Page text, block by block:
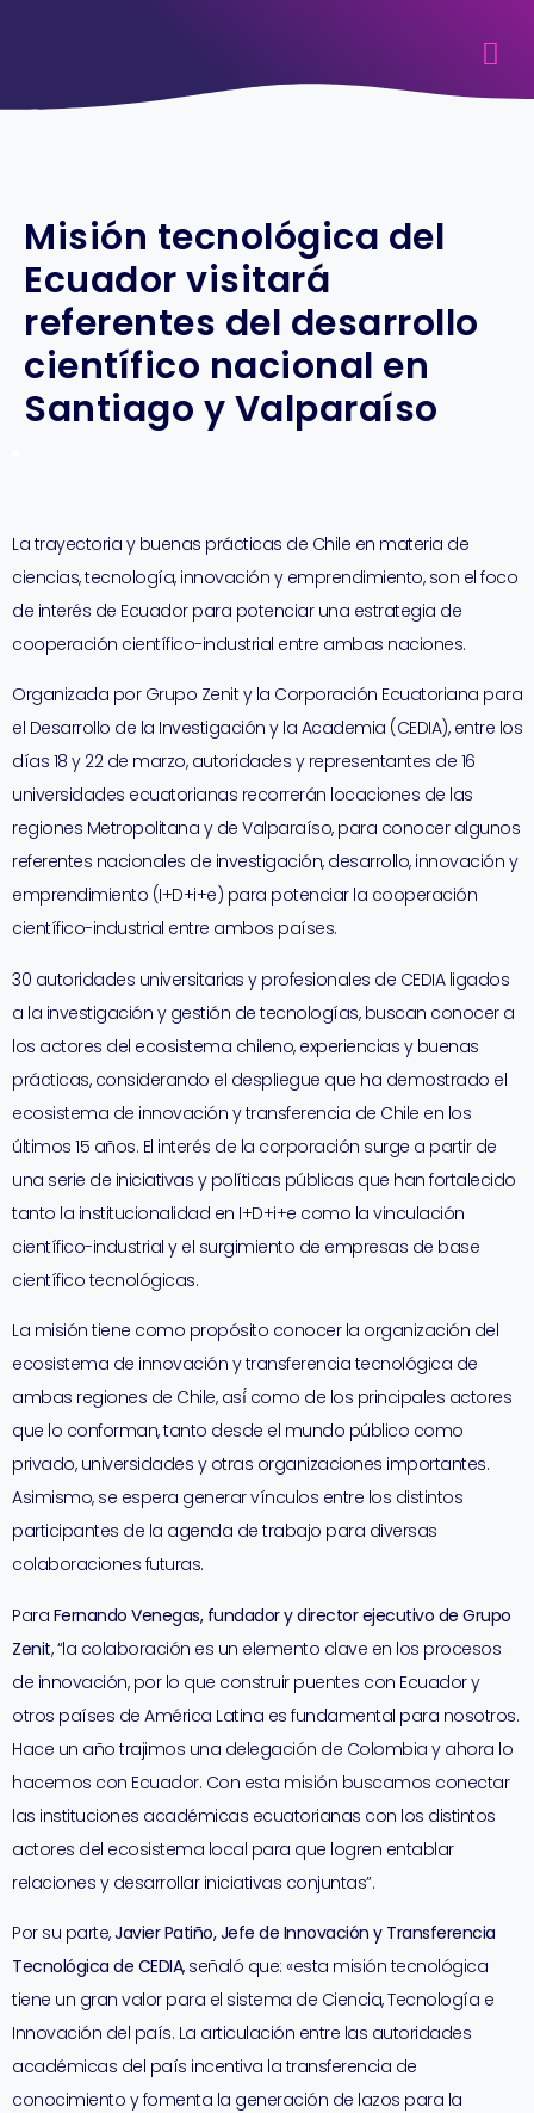
Misión tecnológica del
Ecuador visitará
referentes del desarrollo
científico nacional en
Santiago y Valparaíso
La trayectoria y buenas prácticas de Chile en materia de
ciencias, tecnología, innovación y emprendimiento, son el foco
de interés de Ecuador para potenciar una estrategia de
cooperación científico-industrial entre ambas naciones.
Organizada por Grupo Zenit y la Corporación Ecuatoriana para
el Desarrollo de la Investigación y la Academia (CEDIA), entre los
días 18 y 22 de marzo, autoridades y representantes de 16
universidades ecuatorianas recorrerán locaciones de las
regiones Metropolitana y de Valparaíso, para conocer algunos
referentes nacionales de investigación, desarrollo, innovación y
emprendimiento (I+D+i+e) para potenciar la cooperación
científico-industrial entre ambos países.
30 autoridades universitarias y profesionales de CEDIA ligados
a la investigación y gestión de tecnologías, buscan conocer a
los actores del ecosistema chileno, experiencias y buenas
prácticas, considerando el despliegue que ha demostrado el
ecosistema de innovación y transferencia de Chile en los
últimos 15 años. El interés de la corporación surge a partir de
una serie de iniciativas y políticas públicas que han fortalecido
tanto la institucionalidad en I+D+i+e como la vinculación
científico-industrial y el surgimiento de empresas de base
científico tecnológicas.
La misión tiene como propósito conocer la organización del
ecosistema de innovación y transferencia tecnológica de
ambas regiones de Chile, así́ como de los principales actores
que lo conforman, tanto desde el mundo público como
privado, universidades y otras organizaciones importantes.
Asimismo, se espera generar vínculos entre los distintos
participantes de la agenda de trabajo para diversas
colaboraciones futuras.
Para Fernando Venegas, fundador y director ejecutivo de Grupo
Zenit, “la colaboración es un elemento clave en los procesos
de innovación, por lo que construir puentes con Ecuador y
otros países de América Latina es fundamental para nosotros.
Hace un año trajimos una delegación de Colombia y ahora lo
hacemos con Ecuador. Con esta misión buscamos conectar
las instituciones académicas ecuatorianas con los distintos
actores del ecosistema local para que logren entablar
relaciones y desarrollar iniciativas conjuntas”.
Por su parte,Javier Patiño, Jefe de Innovación y Transferencia
Tecnológica de CEDIA, señaló que: «esta misión tecnológica
tiene un gran valor para el sistema de Ciencia, Tecnología e
Innovación del país. La articulación entre las autoridades
académicas del país incentiva la transferencia de
conocimiento y fomenta la generación de lazos para la